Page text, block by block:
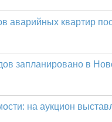
аварийных квартир
запланировано в
на аукцион